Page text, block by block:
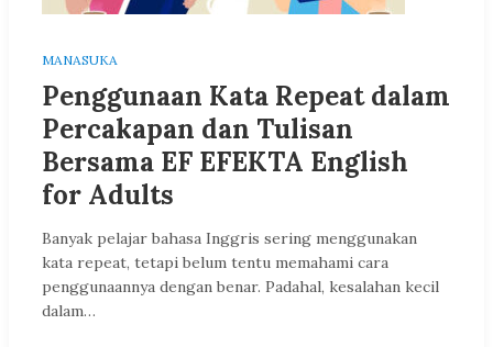
MANASUKA
Penggunaan Kata Repeat dalam
Percakapan dan Tulisan
Bersama EF EFEKTA English
for Adults
Banyak pelajar bahasa Inggris sering menggunakan
kata repeat, tetapi belum tentu memahami cara
penggunaannya dengan benar. Padahal, kesalahan kecil
dalam…